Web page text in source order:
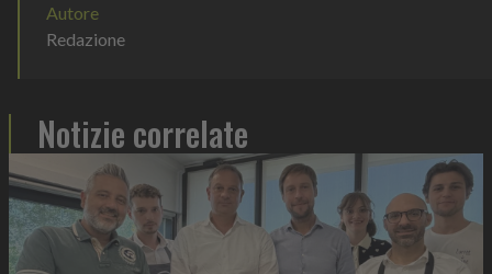
Autore
Redazione
Notizie correlate